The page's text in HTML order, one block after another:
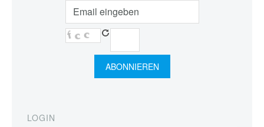
LOGIN